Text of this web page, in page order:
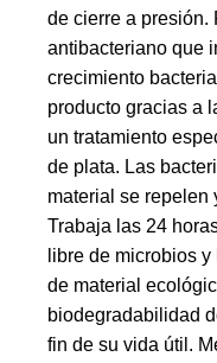
de cierre a presión.
antibacteriano que
crecimiento
producto gracias a
un tratamiento
de plata. Las
material se repelen
Trabaja las 24
libre de microbios
de material
biodegradabilidad
fin de su vida útil.